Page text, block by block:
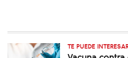
TE PUEDE